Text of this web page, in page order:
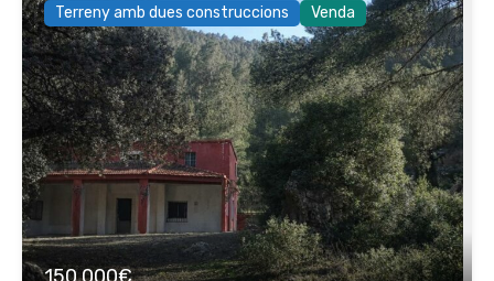
Terreny amb dues construccions Venda